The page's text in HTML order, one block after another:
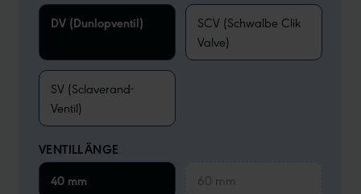
DV (Dunlopventil)
SCV (Schwalbe Clik
Valve)
SV (Sclaverand-
Ventil)
VENTILLÄNGE
40 mm
60 mm